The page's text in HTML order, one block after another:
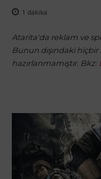
1 dakika
Atarita'da reklam ve
Bunun dışındaki
hazırlanmamıştır. Bkz: